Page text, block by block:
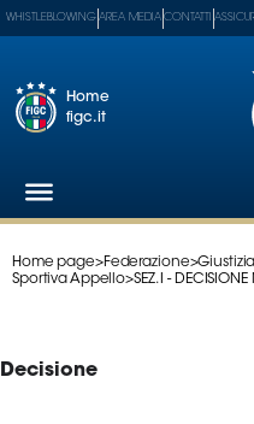
Federazione
Tecnici
WHISTLEBLOWING AREA MEDIA CONTATTI
Home
figc.it
Home page>Federazione>
Sportiva Appello>SEZ. I - DECISIONE
Decisione